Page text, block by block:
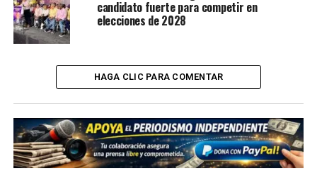
candidato fuerte para competir en
elecciones de 2028
HAGA CLIC PARA COMENTAR